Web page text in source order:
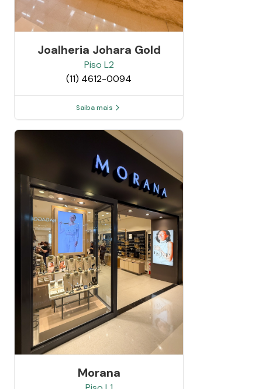
Joalheria Johara Gold
Piso L2
(11) 4612-0094
Saiba mais
Morana